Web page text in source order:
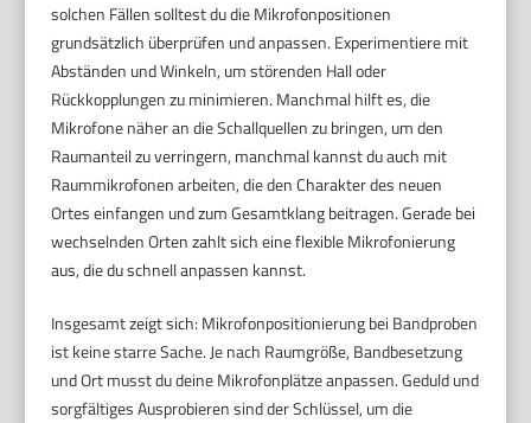
solchen Fällen solltest du die Mikrofonpositionen
grundsätzlich überprüfen und anpassen. Experimentiere mit
Abständen und Winkeln, um störenden Hall oder
Rückkopplungen zu minimieren. Manchmal hilft es, die
Mikrofone näher an die Schallquellen zu bringen, um den
Raumanteil zu verringern, manchmal kannst du auch mit
Raummikrofonen arbeiten, die den Charakter des neuen
Ortes einfangen und zum Gesamtklang beitragen. Gerade bei
wechselnden Orten zahlt sich eine flexible Mikrofonierung
aus, die du schnell anpassen kannst.
Insgesamt zeigt sich: Mikrofonpositionierung bei Bandproben
ist keine starre Sache. Je nach Raumgröße, Bandbesetzung
und Ort musst du deine Mikrofonplätze anpassen. Geduld und
sorgfältiges Ausprobieren sind der Schlüssel, um die